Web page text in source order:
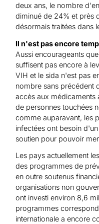
deux ans, le nombre
diminué de 24% et près
désormais traitées dans
Il n'est pas encore
Aussi encourageants
suffisent pas encore à
VIH et le sida n'est pas
nombre sans précédent
accès aux médicaments
de personnes touchées
comme auparavant, les
infectées ont besoin
soutien pour pouvoir
Les pays actuellement
des programmes de
en outre soutenus
organisations non
ont investi environ 8,6
programmes
internationale a encore